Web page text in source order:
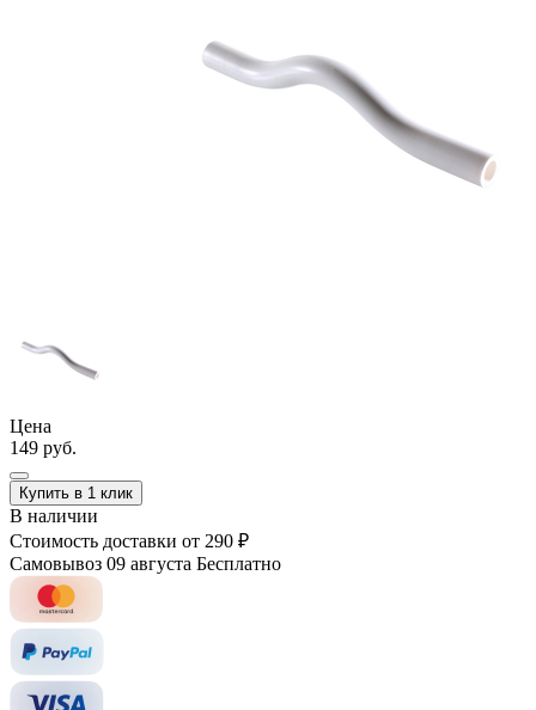
Цена
149 руб.
Купить в 1 клик
В наличии
Стоимость доставки от 290 ₽
Самовывоз 09 августа Бесплатно